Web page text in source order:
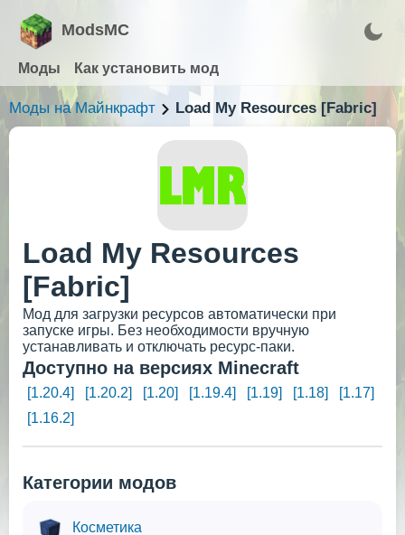
ModsMC
Моды Как установить мод
Моды на Майнкрафт Load My Resources [Fabric]
Load My Resources
[Fabric]
Мод для загрузки ресурсов автоматически при
запуске игры. Без необходимости вручную
устанавливать и отключать ресурс-паки.
Доступно на версиях Minecraft
[1.20.4] [1.20.2] [1.20] [1.19.4] [1.19] [1.18]
[1.17]
[1.16.2]
Категории модов
Косметика